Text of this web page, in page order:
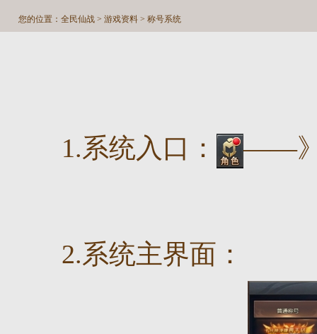
您的位置： 全民仙战 > 游戏资料 > 称号系统
1.系统入口： ——
2.系统主界面：